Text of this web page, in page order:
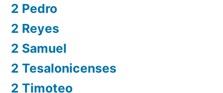
2 Pedro
2 Reyes
2 Samuel
2 Tesalonicenses
2 Timoteo